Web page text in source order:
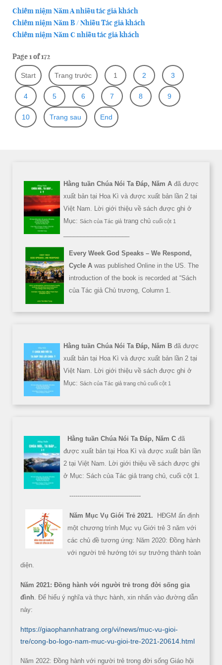
Chiêm niệ̣m Năm A nhiều tác giả khách
Chiêm niệ̣m Năm B / Nhiều Tác giả khách
Chiêm niệ̣m Năm C nhiều tác giả khách
Page 1 of 172
Start Trang trước 1 2 3
4 5 6 7 8 9
10 Trang sau End
Hằng tuần Chúa Nói Ta Đáp, Năm A đã được
xuất bản tại Hoa Kì và được xuất bản lần 2 tại
Việt Nam. Lời giới thiệu về sách được ghi ở
Mục: Sách của Tác giả trang chủ cuối cột 1
Every Week God Speaks – We Respond,
Cycle A was published Online in the US. The
introduction of the book is recorded at “Sách
của Tác giả Chủ trương, Column 1.
Hằng tuần Chúa Nói Ta Đáp, Năm B đã được
xuất bản tại Hoa Kì và được xuất bản lần 2 tại
Việt Nam. Lời giới thiệu về sách được ghi ở
Mục: Sách của Tác giả trang chủ cuối cột 1
Hằng tuần Chúa Nói Ta Đáp, Năm C đã
được xuất bản tại Hoa Kì và được xuất bản lần
2 tại Việt Nam. Lời giới thiệu về sách được ghi
ở Mục: Sách của Tác giả trang chủ, cuối cột 1.
------------------------------------
Năm Mục Vụ Giới Trẻ 2021.
HĐGM ấn định
một chương trình Mục vụ Giới trẻ 3 năm với
các chủ đề tương ứng: Năm 2020: Đồng hành
với người trẻ hướng tới sự trưởng thành toàn
diện.
Năm 2021: Đồng hành với người trẻ trong đời sống gia
đình . Để hiểu ý nghĩa và thực hành, xin nhấn vào đường dẫn
này:
https://giaophannhatrang.org/vi/news/muc-vu-gioi-
tre/cong-bo-logo-nam-muc-vu-gioi-tre-2021-20614.html
Năm 2022: Đồng hành với người trẻ trong đời sống Giáo hội